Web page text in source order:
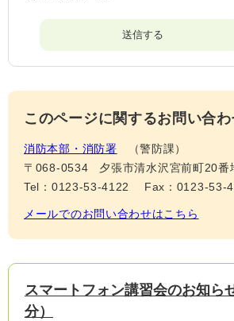
このページに関するお問い合
消防本部・消防署
警防課
〒068-0534
夕張市清水沢宮前町20番
Tel：0123-53-4122
Fax：0123-53-
メールでのお問い合わせはこちら
スマートフォン講習会のお知ら
分）